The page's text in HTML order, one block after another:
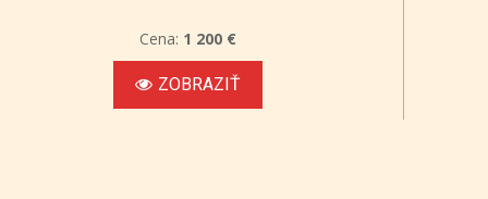
Cena: 1 200 €
ZOBRAZIŤ